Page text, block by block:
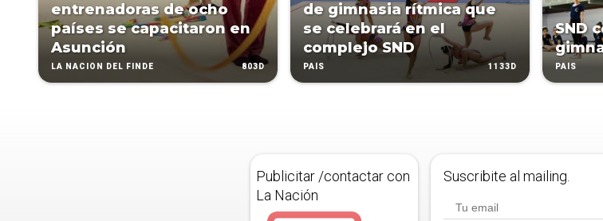
entrenadoras de ocho
países se capacitaron en
Asunción
LA NACIÓN DEL FINDE 803D
de gimnasia rítmica que
se celebrará en el
complejo SND
PAÍS 1133D
SND
PAÍS
Publicitar /contactar con
La Nación
Suscribite al mailing.